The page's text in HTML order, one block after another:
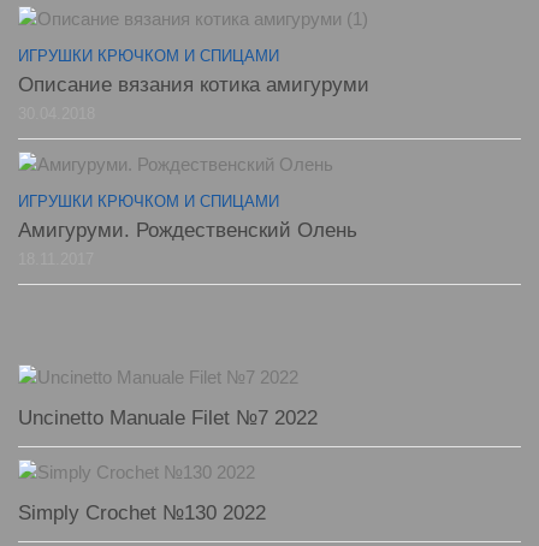
ИГРУШКИ КРЮЧКОМ И СПИЦАМИ
Описание вязания котика амигуруми
ИГРУШКИ КРЮЧКОМ И СПИЦАМИ
Амигуруми. Рождественский Олень
Uncinetto Manuale Filet №7 2022
Simply Crochet №130 2022